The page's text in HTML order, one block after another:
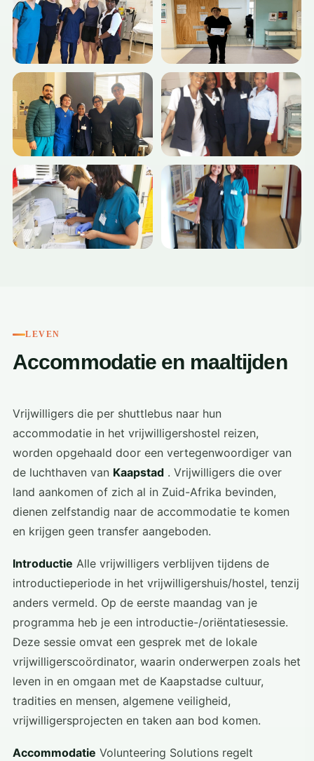
LEVEN
Accommodatie en maaltijden
Vrijwilligers die per shuttlebus naar hun
accommodatie in het vrijwilligershostel reizen,
worden opgehaald door een vertegenwoordiger van
de luchthaven van Kaapstad . Vrijwilligers die over
land aankomen of zich al in Zuid-Afrika bevinden,
dienen zelfstandig naar de accommodatie te komen
en krijgen geen transfer aangeboden.
Introductie Alle vrijwilligers verblijven tijdens de
introductieperiode in het vrijwilligershuis/hostel, tenzij
anders vermeld. Op de eerste maandag van je
programma heb je een introductie-/oriëntatiesessie.
Deze sessie omvat een gesprek met de lokale
vrijwilligerscoördinator, waarin onderwerpen zoals het
leven in en omgaan met de Kaapstadse cultuur,
tradities en mensen, algemene veiligheid,
vrijwilligersprojecten en taken aan bod komen.
Accommodatie Volunteering Solutions regelt